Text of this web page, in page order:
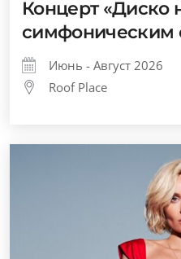
Концерт «Диско
симфоническим
Июнь - Август 2026
Roof Place